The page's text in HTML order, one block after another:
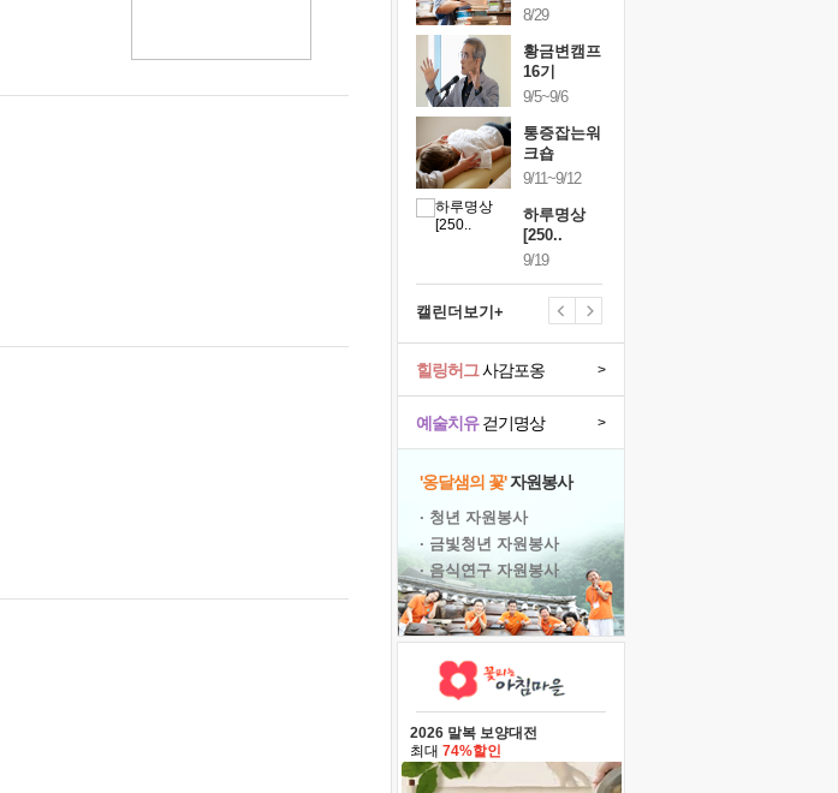
11/7~11/8
8/29
황금변캠프
16기
9/5~9/6
통증잡는워
크숍
9/11~9/12
하루명상
[250..
9/19
캘린더보기+
예술치유걷기명상 >
힐링허그사감포옹 >
'옹달샘의 꽃'자원봉사
· 청년 자원봉사
· 금빛청년 자원봉사
· 음식연구 자원봉사
2026 말복 보양대전
최대 74%할인